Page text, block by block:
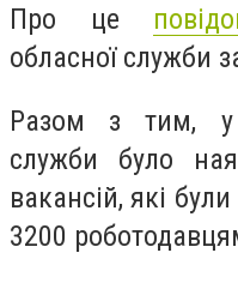
Про це
обласної служби
Разом з тим, у
служби було
вакансій, які
3200